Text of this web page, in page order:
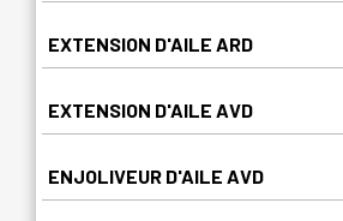
EXTENSION D'AILE ARD
EXTENSION D'AILE AVD
ENJOLIVEUR D'AILE AVD